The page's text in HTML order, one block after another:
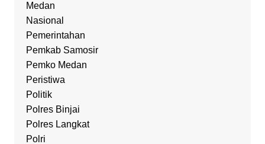
Medan
Nasional
Pemerintahan
Pemkab Samosir
Pemko Medan
Peristiwa
Politik
Polres Binjai
Polres Langkat
Polri